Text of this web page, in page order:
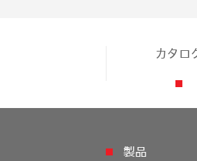
カタロ
製品